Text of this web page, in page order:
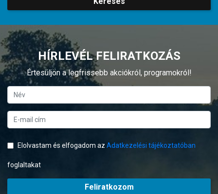
HÍRLEVÉL FELIRATKOZÁS
Értesüljön a legfrissebb akciókról, programokról!
Elolvastam és elfogadom az Adatkezelési tájékoztatóban
foglaltakat
Feliratkozom